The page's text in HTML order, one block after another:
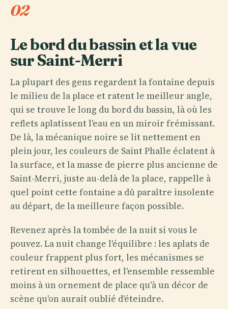
02
Le bord du bassin et la vue
sur Saint-Merri
La plupart des gens regardent la fontaine depuis
le milieu de la place et ratent le meilleur angle,
qui se trouve le long du bord du bassin, là où les
reflets aplatissent l'eau en un miroir frémissant.
De là, la mécanique noire se lit nettement en
plein jour, les couleurs de Saint Phalle éclatent à
la surface, et la masse de pierre plus ancienne de
Saint-Merri, juste au-delà de la place, rappelle à
quel point cette fontaine a dû paraître insolente
au départ, de la meilleure façon possible.
Revenez après la tombée de la nuit si vous le
pouvez. La nuit change l'équilibre : les aplats de
couleur frappent plus fort, les mécanismes se
retirent en silhouettes, et l'ensemble ressemble
moins à un ornement de place qu'à un décor de
scène qu'on aurait oublié d'éteindre.